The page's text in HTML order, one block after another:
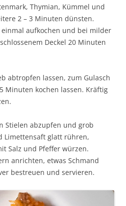
Thymian, Kümmel und
2 – 3 Minuten dünsten.
aufkochen und bei milder
Deckel 20 Minuten
abtropfen lassen, zum Gulasch
Minuten kochen lassen. Kräftig
Stielen abzupfen und grob
Limettensaft glatt rühren,
Salz und Pfeffer würzen.
anrichten, etwas Schmand
bestreuen und servieren.